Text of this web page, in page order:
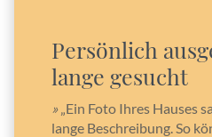
Persönlich
lange gesucht
»„Ein Foto Ihres Hauses
lange Beschreibung. So